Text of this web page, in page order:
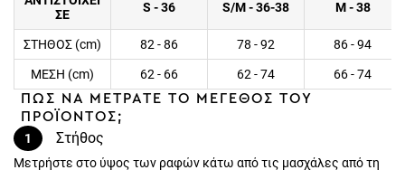
ΣΕ
S - 36 S/M - 36-38 M - 38
ΣΤΗΘΟΣ (cm) 82 - 86 78 - 92 86 - 94
ΜΕΣΗ (cm) 62 - 66 62 - 74
66 - 74
ΠΩΣ ΝΑ ΜΕΤΡΑΤΕ ΤΟ ΜΕΓΕΘΟΣ ΤΟΥ
ΠΡΟΪΟΝΤΟΣ;
1
Στήθος
Μετρήστε στο ύψος των ραφών κάτω από τις μασχάλες από τη